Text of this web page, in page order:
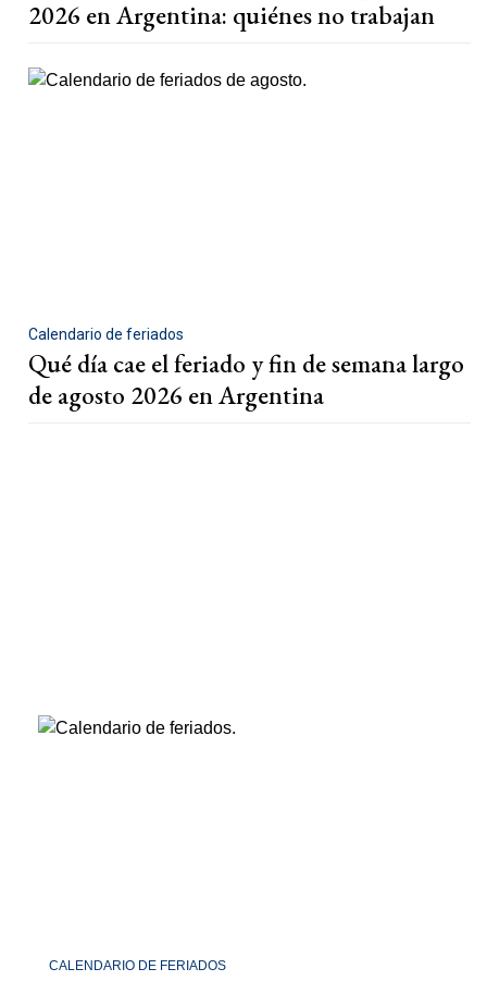
2026 en Argentina: quiénes no trabajan
Calendario de feriados
Qué día cae el feriado y fin de semana largo
de agosto 2026 en Argentina
CALENDARIO DE FERIADOS